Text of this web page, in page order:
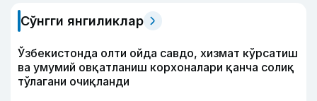
Сўнгги янгиликлар
Ўзбекистонда олти ойда савдо, хизмат кўрсатиш
ва умумий овқатланиш корхоналари қанча солиқ
тўлагани очиқланди